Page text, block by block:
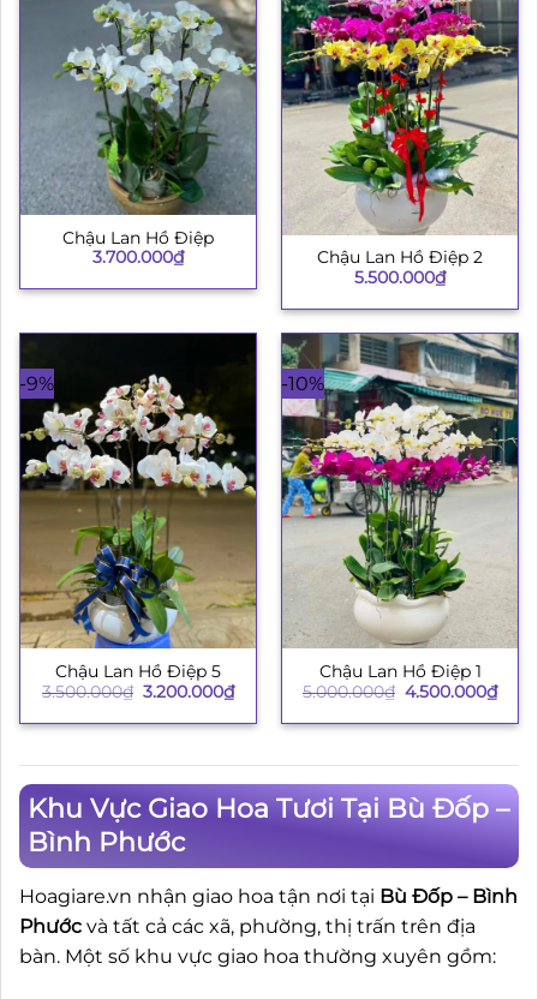
Chậu Lan Hồ Điệp
3.700.000₫
Chậu Lan Hồ Điệp 2
5.500.000₫
-9%
Chậu Lan Hồ Điệp 5
3.500.000₫ Giá
là:
3.200.000₫Giá
hiện
tại
-10%
Chậu Lan Hồ Điệp 1
5.000.000₫ Giá
là:
4.500.000₫Giá
hiện
tại
Khu Vực Giao Hoa Tươi Tại Bù Đốp –
Bình Phước
Hoagiare.vn nhận giao hoa tận nơi tại Bù Đốp – Bình
Phước và tất cả các xã, phường, thị trấn trên địa
bàn. Một số khu vực giao hoa thường xuyên gồm: